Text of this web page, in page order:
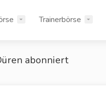
Trainerbörse
abonniert